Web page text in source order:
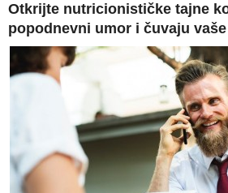
Otkrijte nutricionističke tajne
popodnevni umor i čuvaju